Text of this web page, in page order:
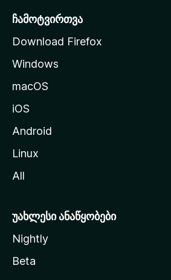
რ
ზ
ე
დ
ა
ლ
ჩამოტვირთვა
Download Firefox
Windows
macOS
iOS
Android
Linux
All
უახლესი ანაწყობები
Nightly
Beta